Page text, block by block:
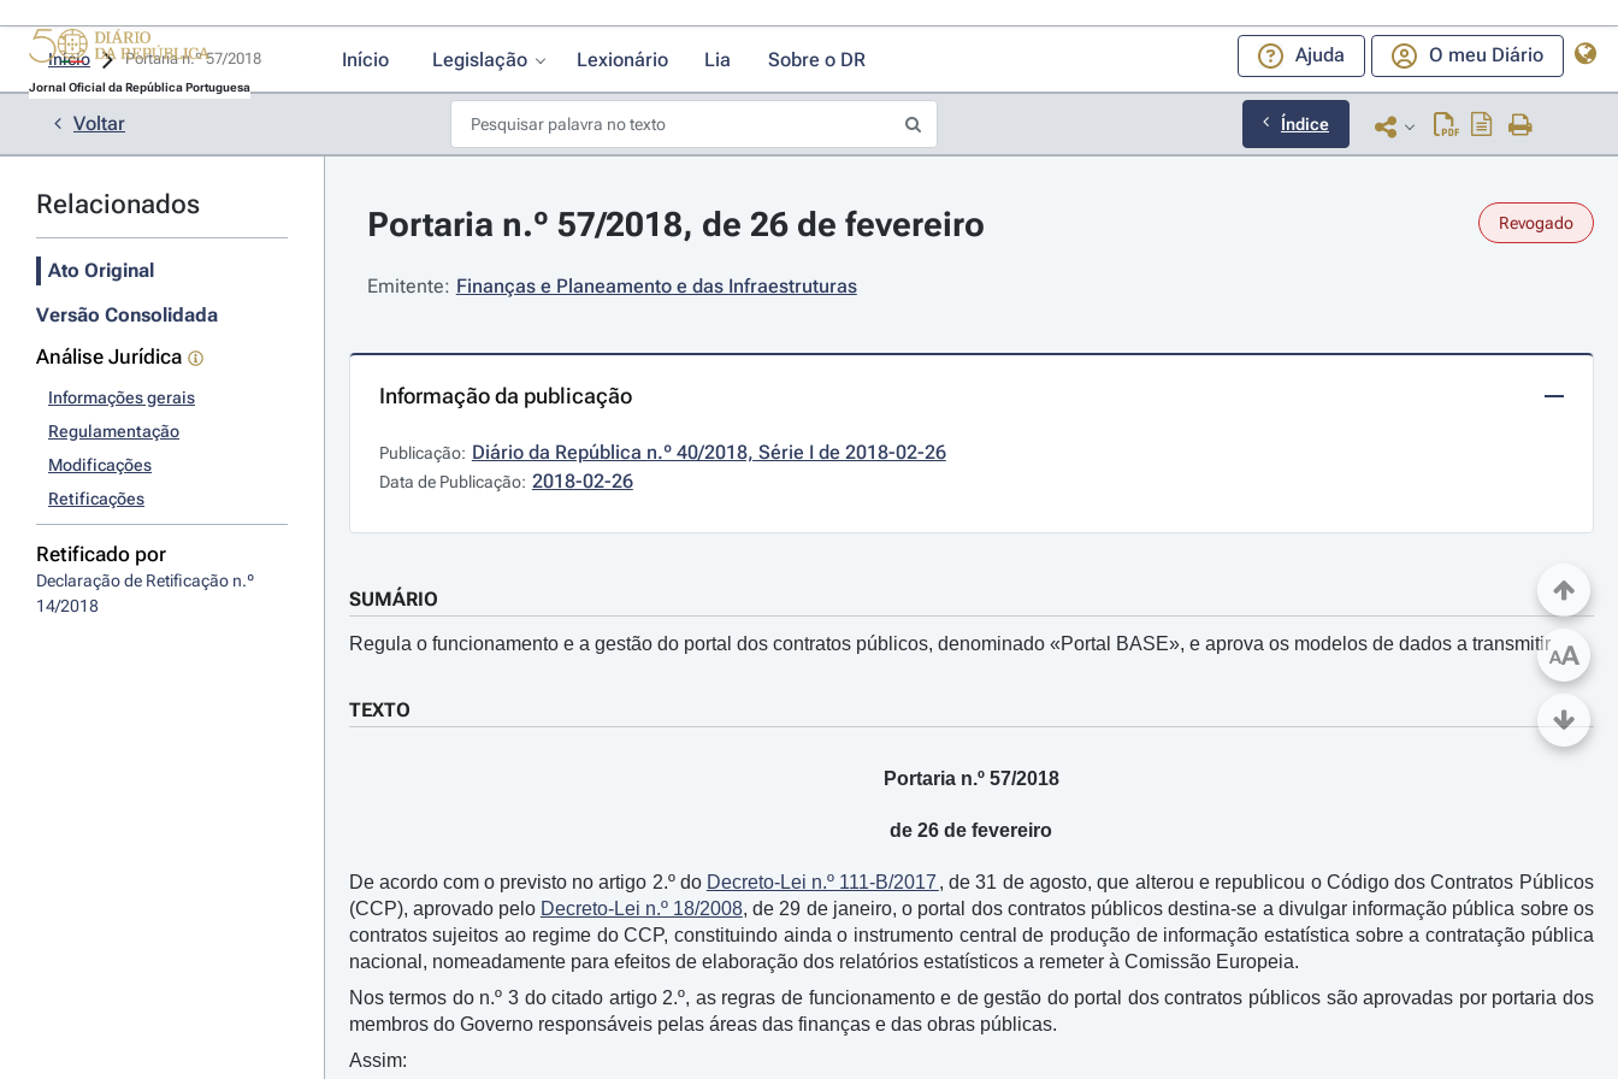
Jornal Oficial da República Portuguesa
Início Legislação Lexionário Lia Sobre o DR Ajuda O meu Diário
Início
Voltar Índice
Relacionados
Ato Original
Versão Consolidada
Análise Jurídica
Informações gerais
Regulamentação
Modificações
Retificações
Retificado por
Declaração de Retificação n.º
14/2018
Portaria n.º 57/2018, de 26 de fevereiro Revogado
Emitente: Finanças e Planeamento e das Infraestruturas
Informação da publicação
Publicação: Diário da República n.º 40/2018, Série I de 2018-02-26
Data de Publicação: 2018-02-26
SUMÁRIO
Regula o funcionamento e a gestão do portal dos contratos públicos, denominado «Portal BASE», e aprova os modelos de dados a transmitir
TEXTO
Portaria n.º 57/2018
de 26 de fevereiro
De acordo com o previsto no artigo 2.º do Decreto-Lei n.º 111-B/2017 , de 31 de agosto, que alterou e republicou o Código dos Contratos Públicos
(CCP), aprovado pelo Decreto-Lei n.º 18/2008, de 29 de janeiro, o portal dos contratos públicos destina-se a divulgar informação pública sobre os
contratos sujeitos ao regime do CCP, constituindo ainda o instrumento central de produção de informação estatística sobre a contratação pública
nacional, nomeadamente para efeitos de elaboração dos relatórios estatísticos a remeter à Comissão Europeia.
Nos termos do n.º 3 do citado artigo 2.º, as regras de funcionamento e de gestão do portal dos contratos públicos são aprovadas por portaria dos
membros do Governo responsáveis pelas áreas das finanças e das obras públicas.
Assim:
AA